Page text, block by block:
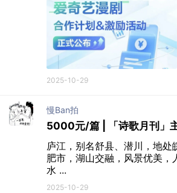
2025-10-29
慢ban拍
5000元/篇 | 「诗歌月刊」
庐江，别名舒县、潜川，地处
肥市，湖山交融，风景优美，
水 ...
2025-10-29